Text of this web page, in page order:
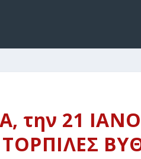
την 21